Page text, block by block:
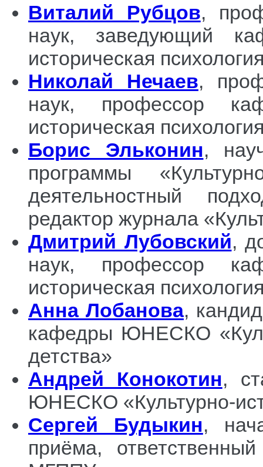
Виталий Рубцов,
наук, заведующий
историческая
Николай Нечаев,
наук, профессор
историческая
Борис Эльконин,
программы
деятельностный
редактор журнала
Дмитрий Лубовский,
наук, профессор
историческая
Анна Лобанова,
кафедры ЮНЕСКО
детства»
Андрей Конокотин,
ЮНЕСКО «Культурно-
Сергей Будыкин,
приёма,